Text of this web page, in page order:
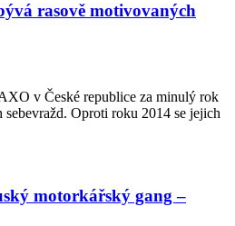
rasově motivovaných
v České republice za minulý rok
Oproti roku 2014 se jejich
motorkářský gang –